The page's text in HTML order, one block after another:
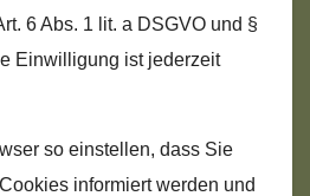
6 Abs. 1 lit. a DSGVO und §
Einwilligung ist jederzeit
so einstellen, dass Sie
informiert werden und